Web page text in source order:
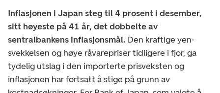
Inflasjonen i Japan steg til 4 prosent i desember,
sitt høyeste på 41 år, det dobbelte av
sentralbankens inflasjonsmål. Den kraftige yen-
svekkelsen og høye råvarepriser tidligere i fjor, ga
tydelig utslag i den importerte prisveksten og
inflasjonen har fortsatt å stige på grunn av